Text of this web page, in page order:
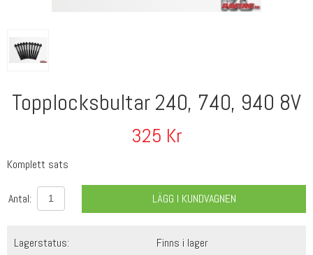
Topplocksbultar 240, 740, 940 8V
325 Kr
Komplett sats
Antal: LÄGG I KUNDVAGNEN
Lagerstatus:
Finns i lager